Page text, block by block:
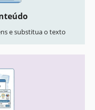
e substitua o texto